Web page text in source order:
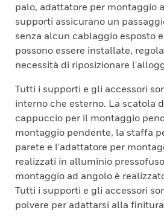
palo, adattatore per montaggio
supporti assicurano un
senza alcun cablaggio esposto
possono essere installate,
necessità di riposizionare
Tutti i supporti e gli accessori
interno che esterno. La scatola
cappuccio per il montaggio
montaggio pendente, la staffa
parete e l'adattatore per
realizzati in alluminio
montaggio ad angolo è
Tutti i supporti e gli accessori
polvere per adattarsi alla